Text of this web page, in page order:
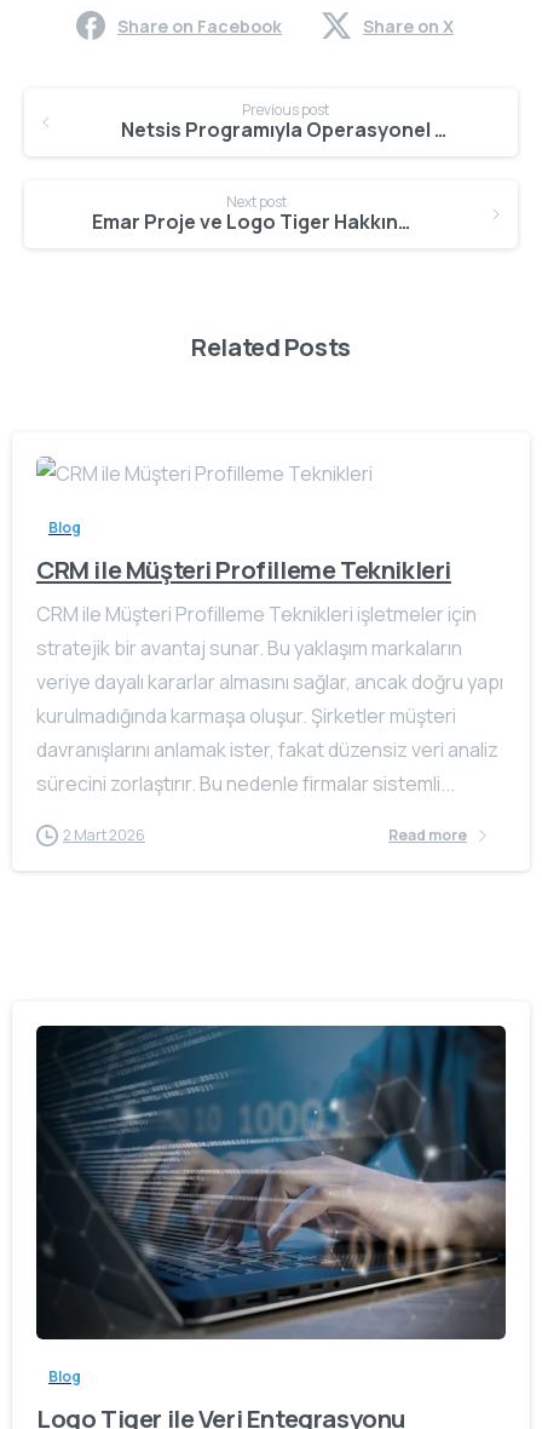
Share on Facebook Share on X
Reading
Previous post
Netsis Programıyla Operasyonel Verimliliği Artırmanın İpuçları
Next post
Emar Proje ve Logo Tiger Hakkında Merak Edilenler
Related Posts
Blog
CRM ile Müşteri Profilleme Teknikleri
CRM ile Müşteri Profilleme Teknikleri işletmeler için
stratejik bir avantaj sunar. Bu yaklaşım markaların
veriye dayalı kararlar almasını sağlar, ancak doğru yapı
kurulmadığında karmaşa oluşur. Şirketler müşteri
davranışlarını anlamak ister, fakat düzensiz veri analiz
sürecini zorlaştırır. Bu nedenle firmalar sistemli...
2 Mart 2026 Read more
Blog
Logo Tiger ile Veri Entegrasyonu